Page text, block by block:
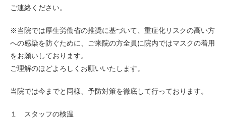
ご連絡ください。
※当院では厚生労働省の推奨に基づいて、重症化リスクの高い方
への感染を防ぐために、ご来院の方全員に院内ではマスクの着用
をお願いしております。
ご理解のほどよろしくお願いいたします。
当院では今までと同様、予防対策を徹底して行っております。
１ スタッフの検温